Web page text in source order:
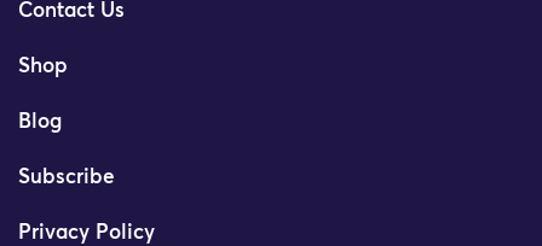
Contact Us
Shop
Blog
Subscribe
Privacy Policy